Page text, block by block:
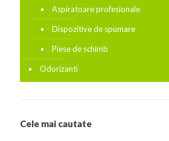
Aspiratoare profesionale
Dispozitive de spumare
Piese de schimb
Odorizanti
Cele mai cautate